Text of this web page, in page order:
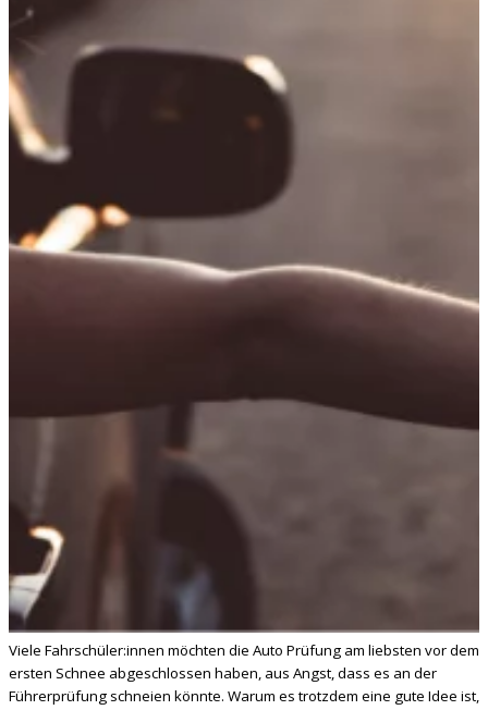
Viele Fahrschüler:innen möchten die Auto Prüfung am liebsten vor dem
ersten Schnee abgeschlossen haben, aus Angst, dass es an der
Führerprüfung schneien könnte. Warum es trotzdem eine gute Idee ist,